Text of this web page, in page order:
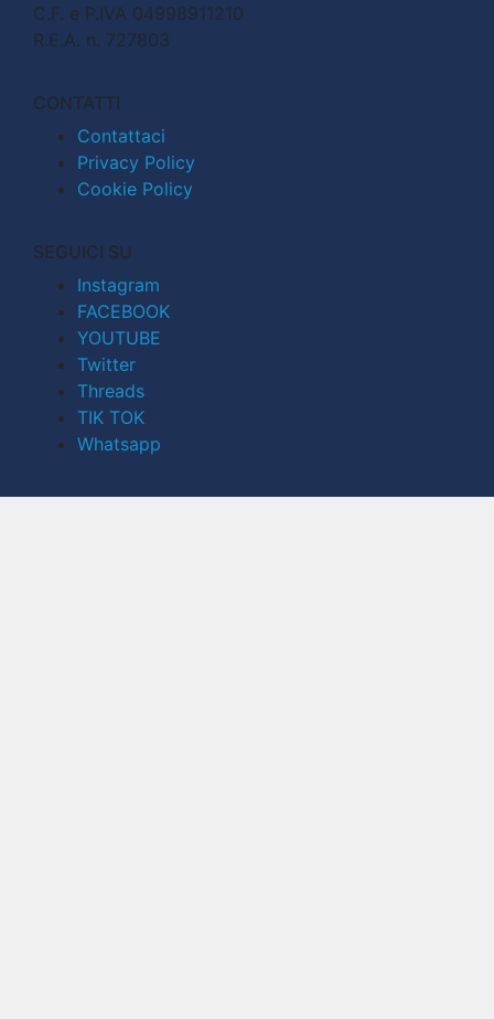
C.F. e P.IVA 04998911210
R.E.A. n. 727803
CONTATTI
Contattaci
Privacy Policy
Cookie Policy
SEGUICI SU
Instagram
FACEBOOK
YOUTUBE
Twitter
Threads
TIK TOK
Whatsapp